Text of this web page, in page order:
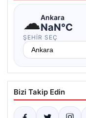
☁Ankara
NaN°C
ŞEHIR SEÇ
Bizi Takip Edin